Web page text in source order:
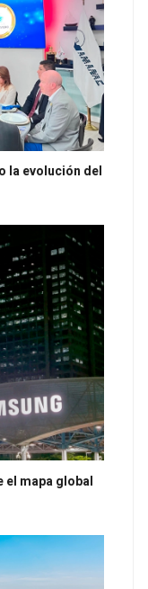
la evolución del
el mapa global